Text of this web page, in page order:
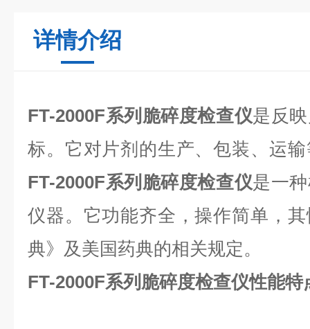
详情介绍
FT-2000F系列脆碎度检查仪是反
标。它对片剂的生产、包装、运
FT-2000F系列脆碎度检查仪是一
仪器。它功能齐全，操作简单，
典》及美国药典的相关规定。
FT-2000F系列脆碎度检查仪性能特